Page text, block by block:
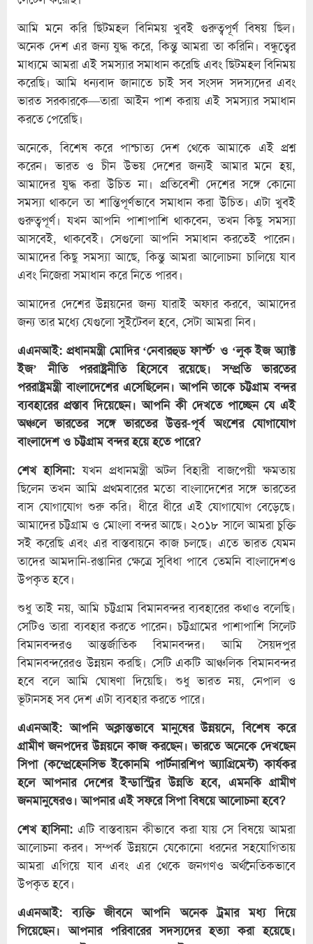
আমি মনে করি ছিটমহল বিনিময় খুবই গুরুত্বপূর্ণ বিষয় ছিল।
অনেক দেশ এর জন্য যুদ্ধ করে, কিন্তু আমরা তা করিনি। বন্ধুত্বের
মাধ্যমে আমরা এই সমস্যার সমাধান করেছি এবং ছিটমহল বিনিময়
করেছি। আমি ধন্যবাদ জানাতে চাই সব সংসদ সদস্যদের এবং
ভারত সরকারকে—তারা আইন পাশ করায় এই সমস্যার সমাধান
করতে পেরেছি।
অনেকে, বিশেষ করে পাশ্চাত্য দেশ থেকে আমাকে এই প্রশ্ন
করেন। ভারত ও চীন উভয় দেশের জন্যই আমার মনে হয়,
আমাদের যুদ্ধ করা উচিত না। প্রতিবেশী দেশের সঙ্গে কোনো
সমস্যা থাকলে তা শান্তিপূর্ণভাবে সমাধান করা উচিত। এটা খুবই
গুরুত্বপূর্ণ। যখন আপনি পাশাপাশি থাকবেন, তখন কিছু সমস্যা
আসবেই, থাকবেই। সেগুলো আপনি সমাধান করতেই পারেন।
আমাদের কিছু সমস্যা আছে, কিন্তু আমরা আলোচনা চালিয়ে যাব
এবং নিজেরা সমাধান করে নিতে পারব।
আমাদের দেশের উন্নয়নের জন্য যারাই অফার করবে, আমাদের
জন্য তার মধ্যে যেগুলো সুইটেবল হবে, সেটা আমরা নিব।
এএনআই: প্রধানমন্ত্রী মোদির ‘নেবারহুড ফার্স্ট’ ও ‘লুক ইজ অ্যাক্ট
ইজ’ নীতি পররাষ্ট্রনীতি হিসেবে রয়েছে। সম্প্রতি ভারতের
পররাষ্ট্রমন্ত্রী বাংলাদেশের এসেছিলেন। আপনি তাকে চট্টগ্রাম বন্দর
ব্যবহারের প্রস্তাব দিয়েছেন। আপনি কী দেখতে পাচ্ছেন যে এই
অঞ্চলে ভারতের সঙ্গে ভারতের উত্তর-পূর্ব অংশের যোগাযোগ
বাংলাদেশ ও চট্টগ্রাম বন্দর হয়ে হতে পারে?
শেখ হাসিনা: যখন প্রধানমন্ত্রী অটল বিহারী বাজপেয়ী ক্ষমতায়
ছিলেন তখন আমি প্রথমবারের মতো বাংলাদেশের সঙ্গে ভারতের
বাস যোগাযোগ শুরু করি। ধীরে ধীরে এই যোগাযোগ বেড়েছে।
আমাদের চট্টগ্রাম ও মোংলা বন্দর আছে। ২০১৮ সালে আমরা চুক্তি
সই করেছি এবং এর বাস্তবায়নে কাজ চলছে। এতে ভারত যেমন
তাদের আমদানি-রপ্তানির ক্ষেত্রে সুবিধা পাবে তেমনি বাংলাদেশও
উপকৃত হবে।
শুধু তাই নয়, আমি চট্টগ্রাম বিমানবন্দর ব্যবহারের কথাও বলেছি।
সেটিও তারা ব্যবহার করতে পারেন। চট্টগ্রামের পাশাপাশি সিলেট
বিমানবন্দরও আন্তর্জাতিক বিমানবন্দর। আমি সৈয়দপুর
বিমানবন্দরেরও উন্নয়ন করছি। সেটি একটি আঞ্চলিক বিমানবন্দর
হবে বলে আমি ঘোষণা দিয়েছি। শুধু ভারত নয়, নেপাল ও
ভূটানসহ সব দেশ এটা ব্যবহার করতে পারে।
এএনআই: আপনি অক্লান্তভাবে মানুষের উন্নয়নে, বিশেষ করে
গ্রামীণ জনপদের উন্নয়নে কাজ করছেন। ভারতে অনেকে দেখছেন
সিপা (কম্প্রেহেনসিভ ইকোনমি পার্টনারশিপ অ্যাগ্রিমেন্ট) কার্যকর
হলে আপনার দেশের ইন্ডাস্ট্রির উন্নতি হবে, এমনকি গ্রামীণ
জনমানুষেরও। আপনার এই সফরে সিপা বিষয়ে আলোচনা হবে?
শেখ হাসিনা: এটি বাস্তবায়ন কীভাবে করা যায় সে বিষয়ে আমরা
আলোচনা করব। সম্পর্ক উন্নয়নে যেকোনো ধরনের সহযোগিতায়
আমরা এগিয়ে যাব এবং এর থেকে জনগণও অর্থনৈতিকভাবে
উপকৃত হবে।
এএনআই: ব্যক্তি জীবনে আপনি অনেক ট্রমার মধ্য দিয়ে
গিয়েছেন। আপনার পরিবারের সদস্যদের হত্যা করা হয়েছে।